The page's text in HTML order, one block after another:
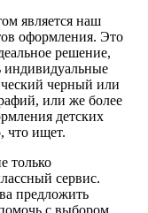
является наш
оформления. Это
решение,
индивидуальные
черный или
или же более
детских
что ищет.
только
сервис.
предложить